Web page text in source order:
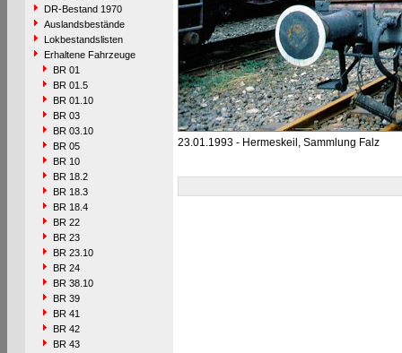
DR-Bestand 1970
Auslandsbestände
Lokbestandslisten
Erhaltene Fahrzeuge
BR 01
BR 01.5
BR 01.10
BR 03
BR 03.10
BR 05
BR 10
BR 18.2
BR 18.3
BR 18.4
BR 22
BR 23
BR 23.10
BR 24
BR 38.10
BR 39
BR 41
BR 42
BR 43
23.01.1993 - Hermeskeil, Sammlung Falz